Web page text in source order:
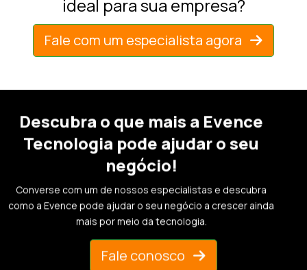
ideal para sua empresa?
Fale com um especialista agora
Descubra o que mais a Evence
Tecnologia pode ajudar o seu
negócio!
Converse com um de nossos especialistas e descubra
como a Evence pode ajudar o seu negócio a crescer ainda
mais por meio da tecnologia.
Fale conosco